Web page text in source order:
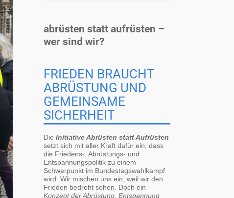
abrüsten statt aufrüsten –
wer sind wir?
FRIEDEN BRAUCHT
ABRÜSTUNG UND
GEMEINSAME
SICHERHEIT
Die Initiative Abrüsten statt Aufrüsten
setzt sich mit aller Kraft dafür ein, dass
die Friedens-, Abrüstungs- und
Entspannungspolitik zu einem
Schwerpunkt im Bundestagswahlkampf
wird. Wir mischen uns ein, weil wir den
Frieden bedroht sehen. Doch ein
Konzept der Abrüstung, Entspannung